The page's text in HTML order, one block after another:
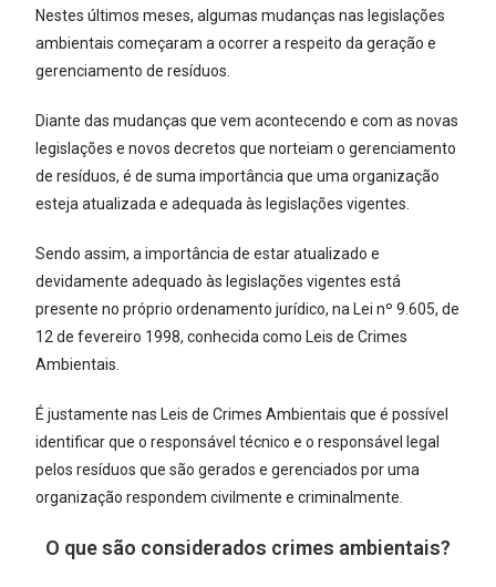
Nestes últimos meses, algumas mudanças nas legislações
ambientais começaram a ocorrer a respeito da geração e
gerenciamento de resíduos.
Diante das mudanças que vem acontecendo e com as novas
legislações e novos decretos que norteiam o gerenciamento
de resíduos, é de suma importância que uma organização
esteja atualizada e adequada às legislações vigentes.
Sendo assim, a importância de estar atualizado e
devidamente adequado às legislações vigentes está
presente no próprio ordenamento jurídico, na Lei nº 9.605, de
12 de fevereiro 1998, conhecida como Leis de Crimes
Ambientais.
É justamente nas Leis de Crimes Ambientais que é possível
identificar que o responsável técnico e o responsável legal
pelos resíduos que são gerados e gerenciados por uma
organização respondem civilmente e criminalmente.
O que são considerados crimes ambientais?